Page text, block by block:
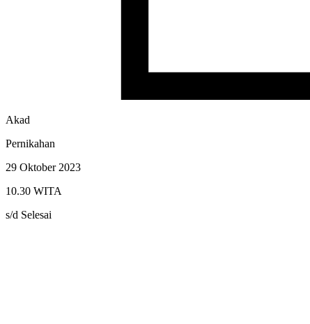
Akad
Pernikahan
29 Oktober 2023
10.30 WITA
s/d Selesai